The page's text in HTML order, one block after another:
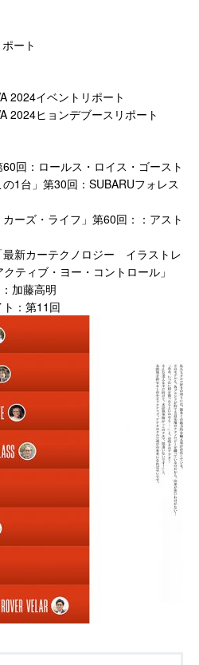
ート
2024イベントリポート
2024ヒョンデブースリポート
回：ロールス・ロイス・ゴースト
1台」第30回：SUBARUフォレス
ーズ・ライフ」第60回：：アスト
最新カーテクノロジー イラストレ
ティブ・ヨー・コントロール」
加藤高明
ト：第11回